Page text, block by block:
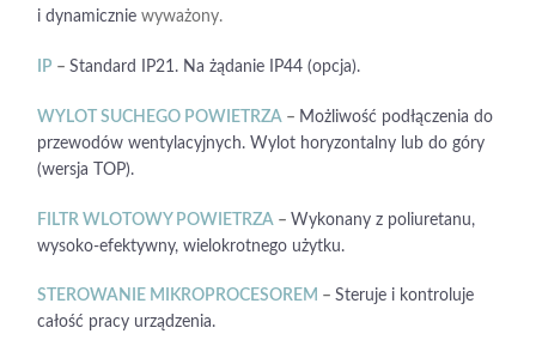
i dynamicznie wyważony.
IP –Standard IP21. Na żądanie IP44 (opcja).
WYLOT SUCHEGO POWIETRZA – Możliwość podłączenia do
przewodów wentylacyjnych. Wylot horyzontalny lub do góry
(wersja TOP).
FILTR WLOTOWY POWIETRZA –Wykonany z poliuretanu,
wysoko-efektywny, wielokrotnego użytku.
STEROWANIE MIKROPROCESOREM –Steruje i kontroluje
całość pracy urządzenia.